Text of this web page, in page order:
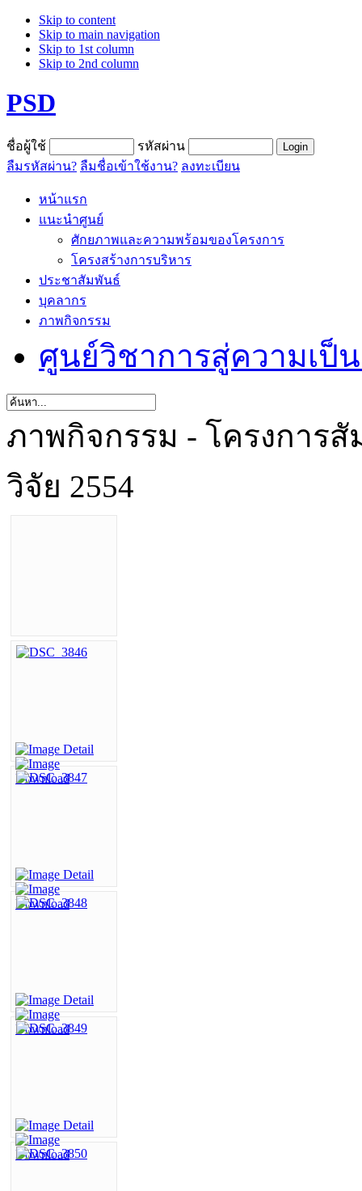
Skip to content
Skip to main navigation
Skip to 1st column
Skip to 2nd column
PSD
ชื่อผู้ใช้
รหัสผ่าน
ลืมรหัสผ่าน? ลืมชื่อเข้าใช้งาน? ลงทะเบียน
หน้าแรก
แนะนำศูนย์
ศักยภาพและความพร้อมของโครงการ
โครงสร้างการบริหาร
ประชาสัมพันธ์
บุคลากร
ภาพกิจกรรม
ศูนย์วิชาการสู่ความเป็
ภาพกิจกรรม - โครงการ
วิจัย 2554